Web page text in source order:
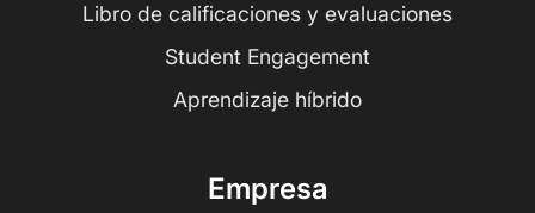
Libro de calificaciones y evaluaciones
Student Engagement
Aprendizaje híbrido
Empresa